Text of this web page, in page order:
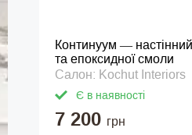
Континуум —
та епоксидної смоли
Салон: Kochut Interiors
Є в наявності
7 200 грн